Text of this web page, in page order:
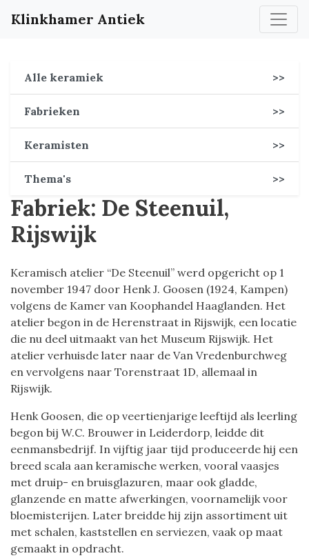
Klinkhamer Antiek
Alle keramiek >>
Fabrieken >>
Keramisten >>
Thema's >>
Fabriek: De Steenuil,
Rijswijk
Keramisch atelier “De Steenuil” werd opgericht op 1
november 1947 door Henk J. Goosen (1924, Kampen)
volgens de Kamer van Koophandel Haaglanden. Het
atelier begon in de Herenstraat in Rijswijk, een locatie
die nu deel uitmaakt van het Museum Rijswijk. Het
atelier verhuisde later naar de Van Vredenburchweg
en vervolgens naar Torenstraat 1D, allemaal in
Rijswijk.
Henk Goosen, die op veertienjarige leeftijd als leerling
begon bij W.C. Brouwer in Leiderdorp, leidde dit
eenmansbedrijf. In vijftig jaar tijd produceerde hij een
breed scala aan keramische werken, vooral vaasjes
met druip- en bruisglazuren, maar ook gladde,
glanzende en matte afwerkingen, voornamelijk voor
bloemisterijen. Later breidde hij zijn assortiment uit
met schalen, kaststellen en serviezen, vaak op maat
gemaakt in opdracht.